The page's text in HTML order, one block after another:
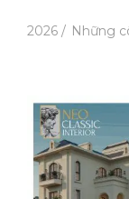
2026 / Những